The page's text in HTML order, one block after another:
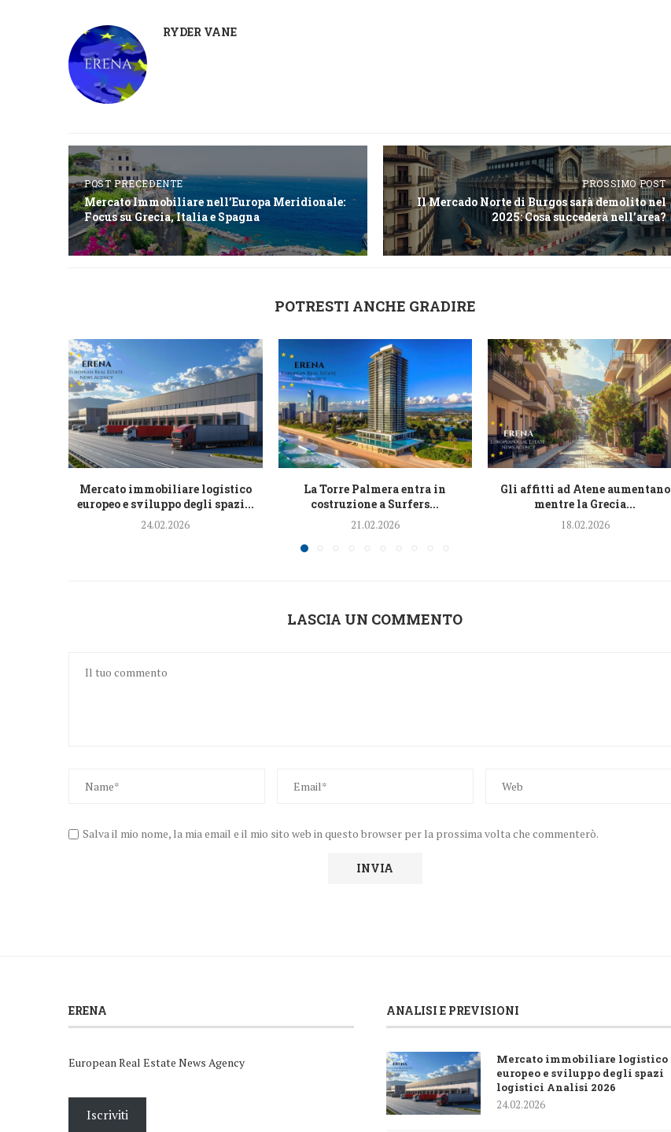
RYDER VANE
POST PRECEDENTE
Mercato Immobiliare nell’Europa Meridionale:
Focus su Grecia, Italia e Spagna
PROSSIMO POST
Il Mercado Norte di Burgos sarà demolito nel
2025: Cosa succederà nell’area?
POTRESTI ANCHE GRADIRE
Mercato immobiliare logistico
europeo e sviluppo degli spazi...
24.02.2026
La Torre Palmera entra in
costruzione a Surfers...
21.02.2026
Gli affitti ad Atene aumentano
mentre la Grecia...
18.02.2026
LASCIA UN COMMENTO
Salva il mio nome, la mia email e il mio sito web in questo browser per la prossima volta che commenterò.
ERENA
European Real Estate News Agency
Iscriviti
ANALISI E PREVISIONI
Mercato immobiliare logistico
europeo e sviluppo degli spazi
logistici Analisi 2026
24.02.2026